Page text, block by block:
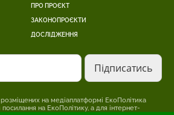
ПРО ПРОЄКТ
ЗАКОНОПРОЄКТИ
ДОСЛІДЖЕННЯ
розміщених на медіаплатформі ЕкоПолітика
на ЕкоПолітику, а для інтернет-